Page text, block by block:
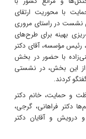
با محوریت ارتقای
نشست در راستای مروری
بهینه برای طرح‌های
مؤسسه، آقای دکتر
با حضور در بخش
این بخش، در نشستی
کردند.
و حمایت، خانم دکتر
دکتر فراهانی، گرجی،
و درویش و آقایان دکتر